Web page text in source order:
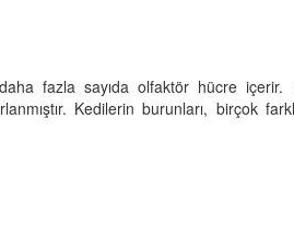
fazla sayıda olfaktör hücre
Kedilerin burunları, birçok
Artıları ve